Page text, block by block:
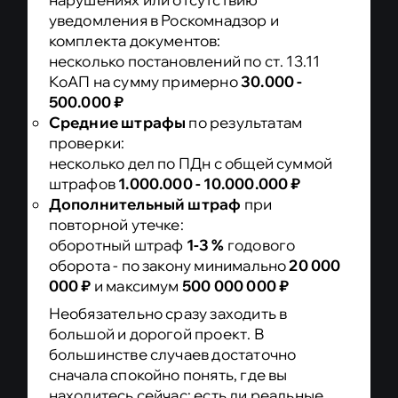
Утечка спецкатегорий ПДн
(КоАП РФ ст. 13.11 ч. 16)
15.000.000 ₽ - 20.000.000 ₽
Утечка биометрических ПДн
(КоАП РФ ст. 13.11 ч. 17)
1% - 3% выручки (25.000.000 ₽ -
500.000.000 ₽)- Повторная
утечка спецкатегорий/
биометрии после наказания
(КоАП РФ ст. 13.11 ч. 18)
Должностные лица
50.000 ₽ - 100.000 ₽ -
Обработка ПДн в случаях, не
проверки еще не было, но
бизнес растет
вы хотите спать спокойно, а не
ждать письма от регулятора
Контроль вместо
страха
Персональные данные это не
формальность и не бюрократия.
Это зона прямых финансовых
рисков. И в то же время зона,
которую можно полностью взять
под контроль, если сделать все
правильно и вовремя.
уведомления в Роскомнадзор и
комплекта документов:
несколько постановлений по ст. 13.11
КоАП на сумму примерно30.000 -
500.000 ₽
Средние штрафы по результатам
проверки:
несколько дел по ПДн с общей суммой
штрафов1.000.000 - 10.000.000 ₽
Дополнительный штраф при
повторной утечке:
оборотный штраф 1-3 % годового
оборота - по закону минимально20 000
000 ₽ и максимум 500 000 000 ₽
Необязательно сразу заходить в
большой и дорогой проект. В
большинстве случаев достаточно
сначала спокойно понять, где вы